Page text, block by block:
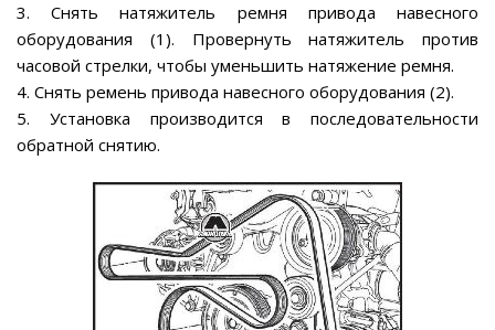
3. Снять натяжитель ремня привода навесного
оборудования (1). Провернуть натяжитель против
часовой стрелки, чтобы уменьшить натяжение ремня.
4. Снять ремень привода навесного оборудования (2).
5. Установка производится в последовательности
обратной снятию.